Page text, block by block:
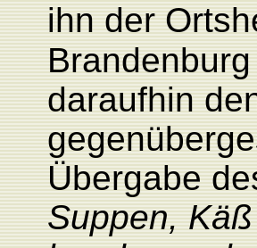
ihn der
daraufhin
Übergabe
Suppen,